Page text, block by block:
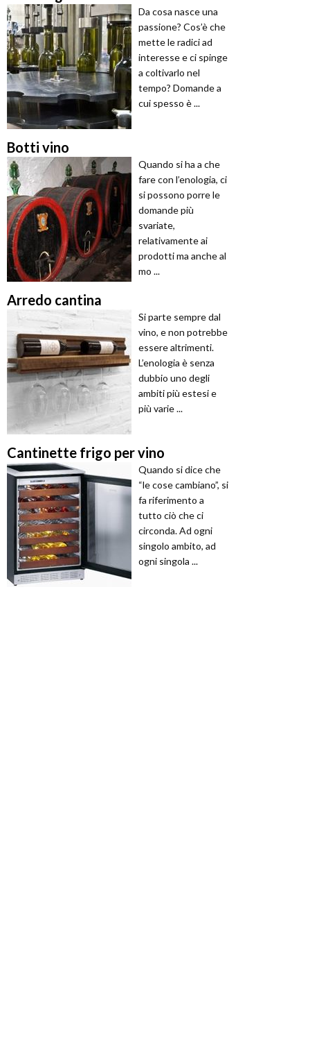
Da cosa nasce una
passione? Cos’è che
mette le radici ad
interesse e ci spinge
a coltivarlo nel
tempo? Domande a
cui spesso è ...
Botti vino
Quando si ha a che
fare con l’enologia, ci
si possono porre le
domande più
svariate,
relativamente ai
prodotti ma anche al
mo ...
Arredo cantina
Si parte sempre dal
vino, e non potrebbe
essere altrimenti.
L’enologia è senza
dubbio uno degli
ambiti più estesi e
più varie ...
Cantinette frigo per vino
Quando si dice che
“le cose cambiano”, si
fa riferimento a
tutto ciò che ci
circonda. Ad ogni
singolo ambito, ad
ogni singola ...